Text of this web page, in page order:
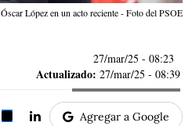
Óscar López en un acto reciente - Foto del PSOE
27/mar/25 - 08:23
Actualizado: 27/mar/25 - 08:39
Agregar a Google